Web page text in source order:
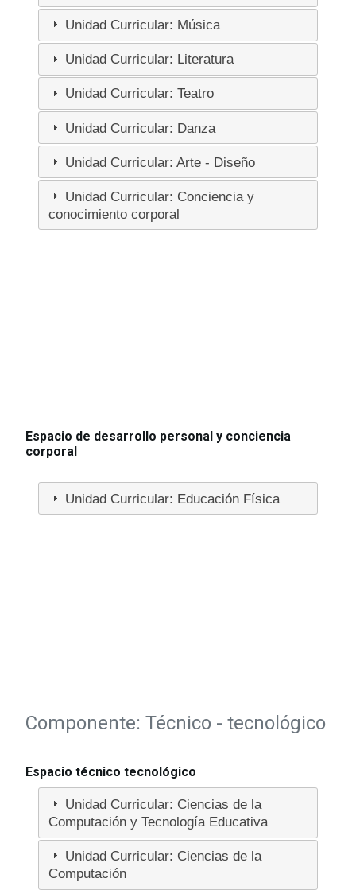
Unidad Curricular: Música
Unidad Curricular: Literatura
Unidad Curricular: Teatro
Unidad Curricular: Danza
Unidad Curricular: Arte - Diseño
Unidad Curricular: Conciencia y
conocimiento corporal
Espacio de desarrollo personal y conciencia
corporal
Unidad Curricular: Educación Física
Componente: Técnico - tecnológico
Espacio técnico tecnológico
Unidad Curricular: Ciencias de la
Computación y Tecnología Educativa
Unidad Curricular: Ciencias de la
Computación